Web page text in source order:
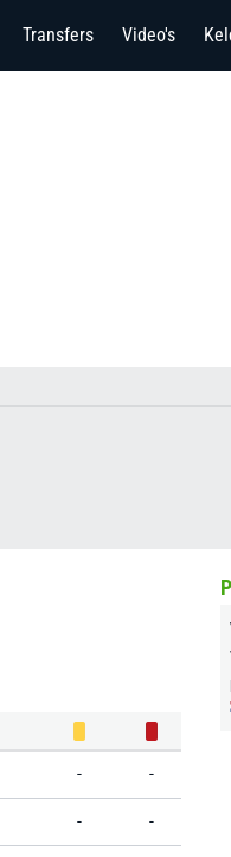
Transfers Video's
- -
- -